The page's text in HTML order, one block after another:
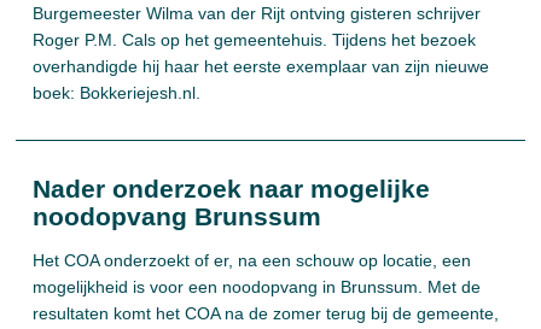
Burgemeester Wilma van der Rijt ontving gisteren schrijver
Roger P.M. Cals op het gemeentehuis. Tijdens het bezoek
overhandigde hij haar het eerste exemplaar van zijn nieuwe
boek: Bokkeriejesh.nl.
Nader onderzoek naar mogelijke
noodopvang Brunssum
Het COA onderzoekt of er, na een schouw op locatie, een
mogelijkheid is voor een noodopvang in Brunssum. Met de
resultaten komt het COA na de zomer terug bij de gemeente,